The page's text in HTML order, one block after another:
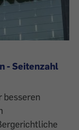
- Seitenzahl
besseren